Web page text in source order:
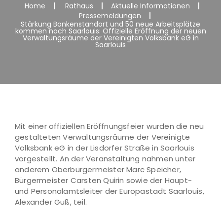
Home Rathaus
Aktuelle Informationen
Pressemeldungen
Stärkung Bankenstandort und 50 neue Arbeitsplätze
kommen nach Saarlouis: Offizielle Eröffnung der neuen
Verwaltungsräume der Vereinigten Volksbank eG in
Saarlouis
Mit einer offiziellen Eröffnungsfeier wurden die neu
gestalteten Verwaltungsräume der Vereinigte
Volksbank eG in der Lisdorfer Straße in Saarlouis
vorgestellt. An der Veranstaltung nahmen unter
anderem Oberbürgermeister Marc Speicher,
Bürgermeister Carsten Quirin sowie der Haupt-
und Personalamtsleiter der Europastadt Saarlouis,
Alexander Guß, teil.